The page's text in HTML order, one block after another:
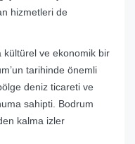
hizmetleri de
kültürel ve ekonomik bir
tarihinde önemli
deniz ticareti ve
sahipti. Bodrum
kalma izler